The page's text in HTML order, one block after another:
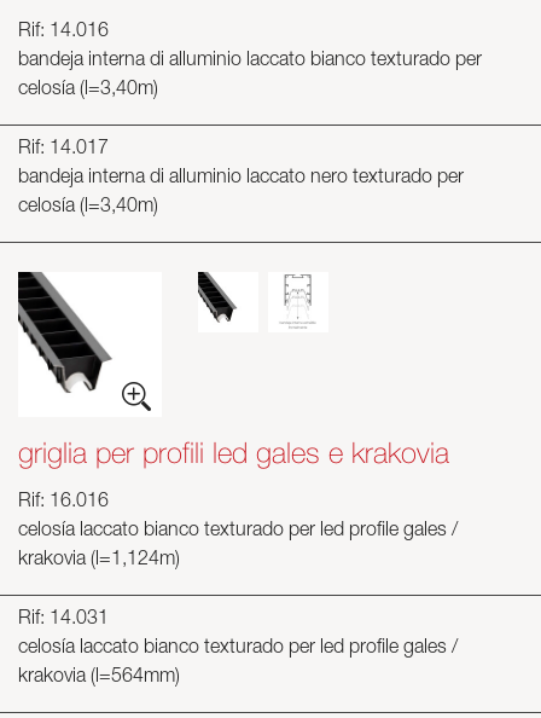
Rif: 14.016
bandeja interna di alluminio laccato bianco texturado per
celosía (l=3,40m)
Rif: 14.017
bandeja interna di alluminio laccato nero texturado per
celosía (l=3,40m)
griglia per profili led gales e krakovia
Rif: 16.016
celosía laccato bianco texturado per led profile gales /
krakovia (l=1,124m)
Rif: 14.031
celosía laccato bianco texturado per led profile gales /
krakovia (l=564mm)